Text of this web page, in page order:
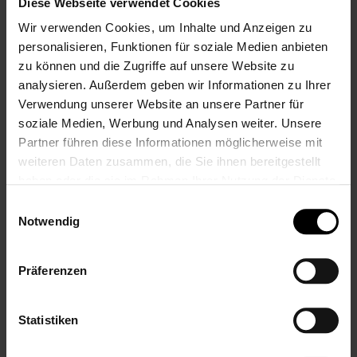
Wir verwenden Cookies, um Inhalte und Anzeigen zu
personalisieren, Funktionen für soziale Medien anbieten
zu können und die Zugriffe auf unsere Website zu
analysieren. Außerdem geben wir Informationen zu Ihrer
Verwendung unserer Website an unsere Partner für
soziale Medien, Werbung und Analysen weiter. Unsere
Partner führen diese Informationen möglicherweise mit
weiteren Daten zusammen, die Sie ihnen bereitgestellt
Notwendig
Präferenzen
Statistiken
Nur registrierte Benutzer können
Bewertungen schreiben. Bitteloggen Sie
sich einodererstellen Sie ein Konto
KUNDEN, DIE DIESEN ARTIKEL GEKAUFT HABEN,
KAUFTEN AUCH